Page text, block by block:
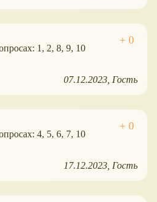
1, 2, 8, 9, 10
07.12.2023 Гость
4, 5, 6, 7, 10
17.12.2023 Гость